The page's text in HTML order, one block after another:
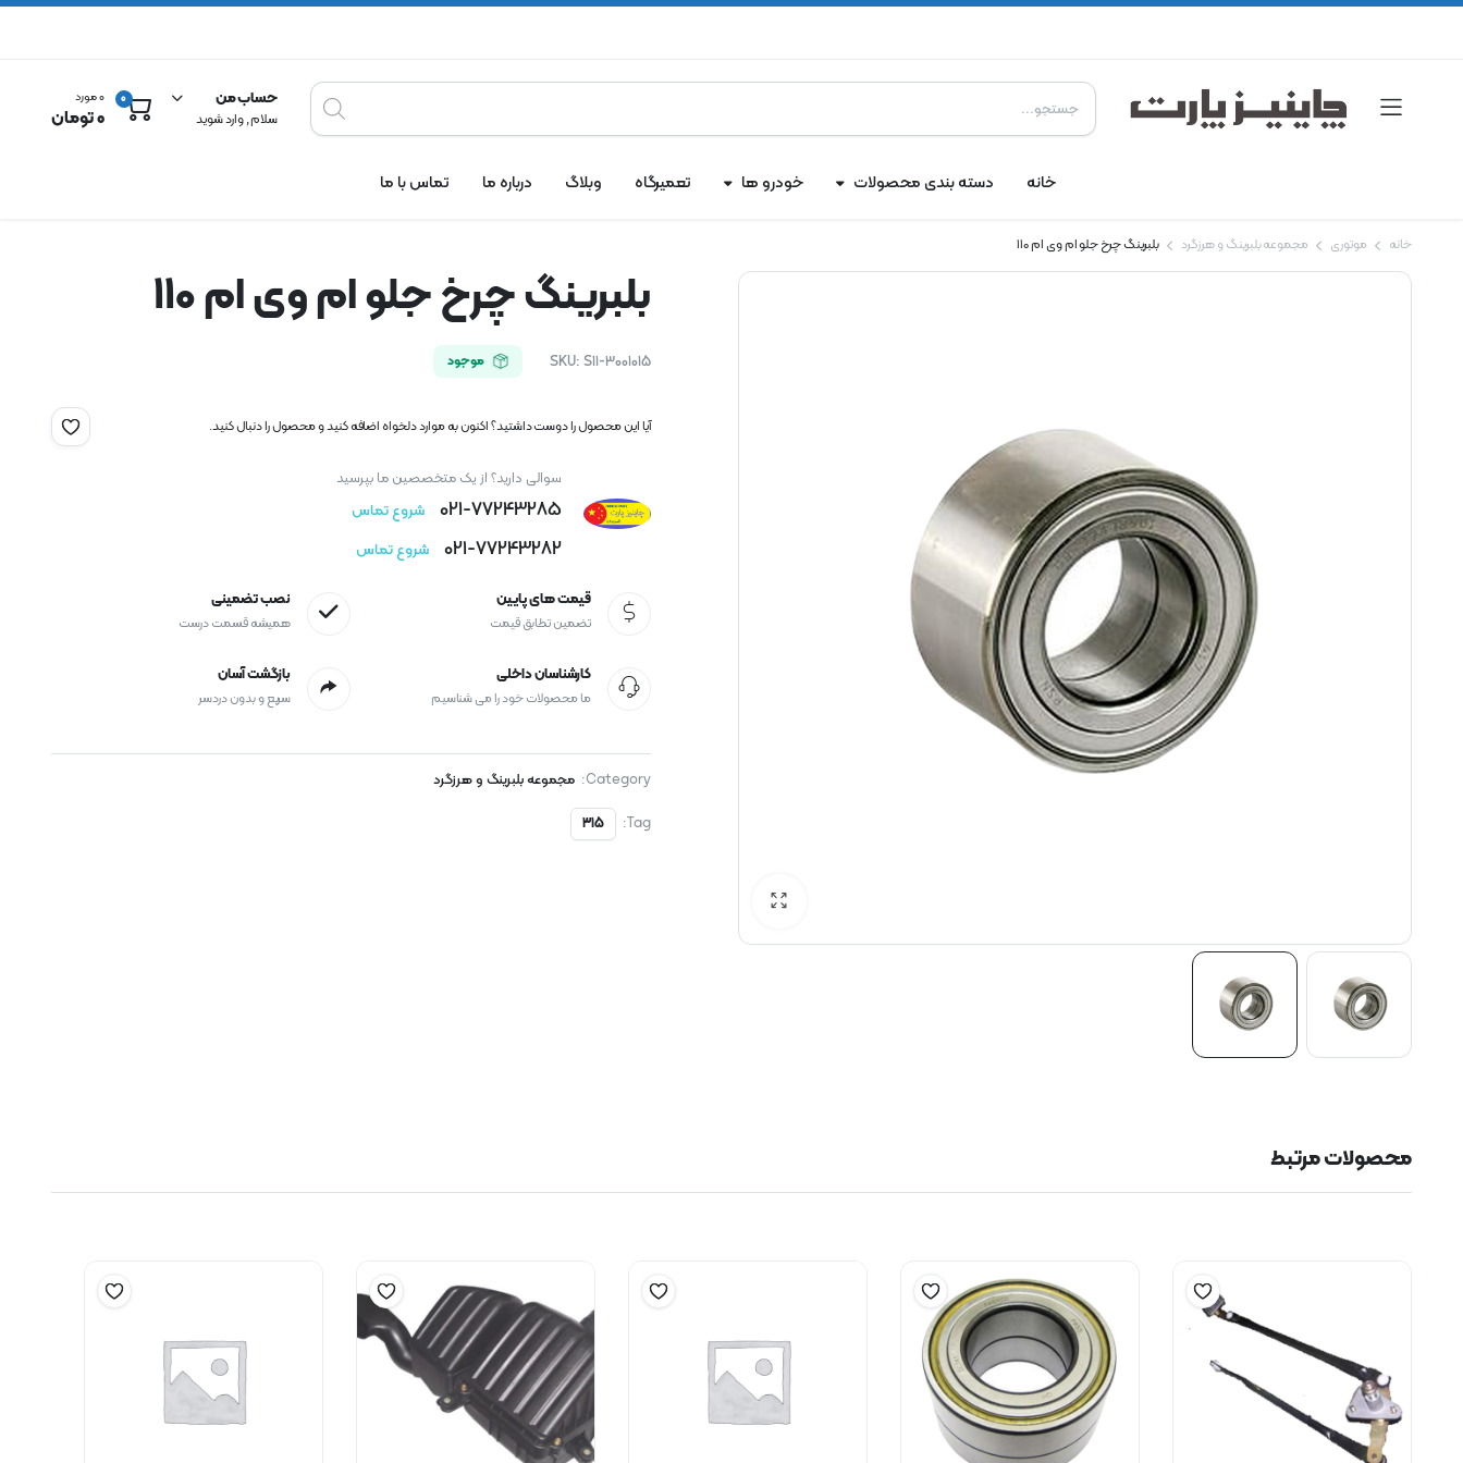
حساب من
سلام , وارد شوید
0 0 مورد
0تومان
خانه دسته بندی محصولات خودرو ها تعمیرگاه وبلاگ درباره ما تماس با ما
خانه موتوری مجموعه بلبرینگ و هرزگرد بلبرینگ چرخ جلو ام وی ام 110
بلبرینگ چرخ جلو ام وی ام 110
SKU: S11-3001015 موجود
آیا این محصول را دوست داشتید؟ اکنون به موارد دلخواه اضافه کنید و محصول را دنبال کنید.
سوالی دارید؟ از یک متخصصین ما بپرسید
021-77243285 شروع تماس
021-77243282 شروع تماس
قیمت های پایین
تضمین تطابق قیمت
نصب تضمینی
همیشه قسمت درست
کارشناسان داخلی
ما محصولات خود را می شناسیم
بازگشت آسان
سریع و بدون دردسر
Category: مجموعه بلبرینگ و هرزگرد
Tag:
315
محصولات مرتبط